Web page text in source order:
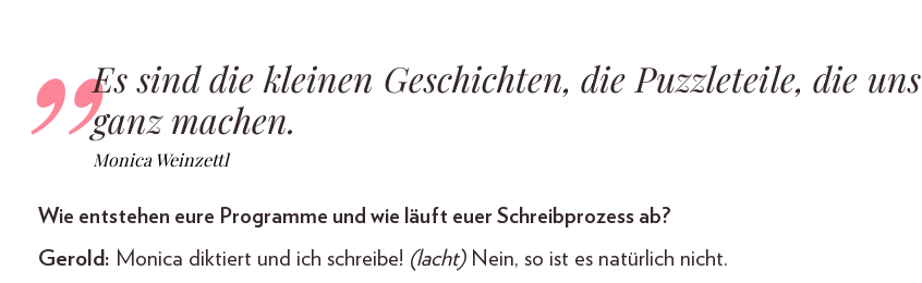
Es sind die kleinen Geschichten, die Puzzleteile, die uns
ganz machen.
Monica Weinzettl
Wie entstehen eure Programme und wie läuft euer Schreibprozess ab?
Gerold: Monica diktiert und ich schreibe! (lacht)Nein, so ist es natürlich nicht.